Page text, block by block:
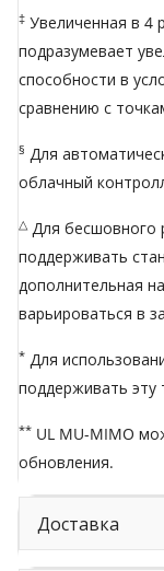
‡ Увеличенная в 4
подразумевает
способности в
сравнению с
§ Для
облачный
△ Для бесшовного
поддерживать
дополнительная
варьироваться в
* Для
поддерживать эту
** UL MU-MIMO
обновления.
Доставка